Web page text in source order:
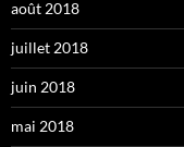
août 2018
juillet 2018
juin 2018
mai 2018